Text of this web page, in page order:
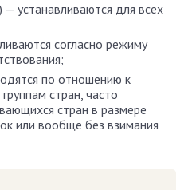
устанавливаются для всех
согласно режиму
по отношению к
стран, часто
стран в размере
или вообще без взимания